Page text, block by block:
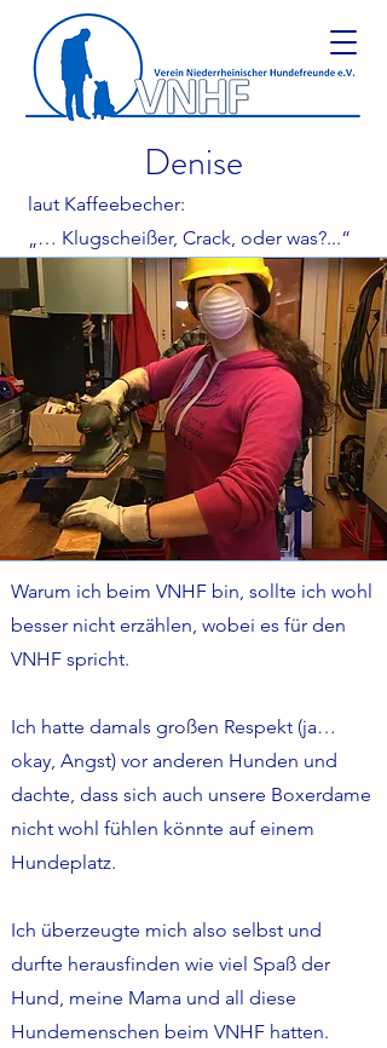
Denise
laut Kaffeebecher:
„… Klugscheißer, Crack, oder was?...“
Warum ich beim VNHF bin, sollte ich wohl
besser nicht erzählen, wobei es für den
VNHF spricht.
Ich hatte damals großen Respekt (ja…
okay, Angst) vor anderen Hunden und
dachte, dass sich auch unsere Boxerdame
nicht wohl fühlen könnte auf einem
Hundeplatz.
Ich überzeugte mich also selbst und
durfte herausfinden wie viel Spaß der
Hund, meine Mama und all diese
Hundemenschen beim VNHF hatten.